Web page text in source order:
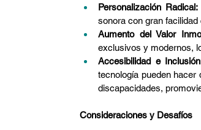
Personalización Radical:
sonora con gran
Aumento del Valor
exclusivos y modernos,
Accesibilidad e
tecnología pueden
discapacidades,
Consideraciones y Desafíos